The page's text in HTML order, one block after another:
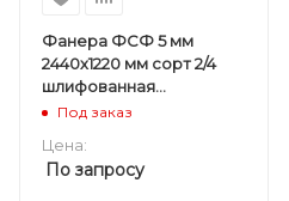
Фанера ФСФ 5 мм
2440х1220 мм сорт 2/4
шлифованная
березовая
Под заказ
Цена:
По запросу